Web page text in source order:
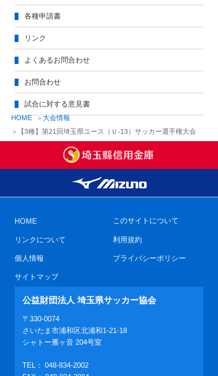
HOME
大会情報
【3種】第21回埼玉県ユース（Ｕ-13）サッカー選手権大会
各種申請書
リンク
よくあるお問合わせ
お問合わせ
試合に対する意見書
HOME このサイトについて
リンクについて 利用規約
個人情報 プライバシーポリシー
サイトマップ
公益財団法人 埼玉県サッカー協会
〒330-0074
さいたま市浦和区北浦和1-21-18
シャトー雁ヶ音 204号室
TEL： 048-834-2002